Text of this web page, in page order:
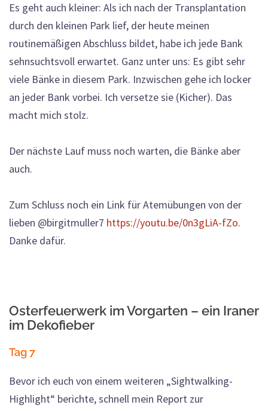
Es geht auch kleiner: Als ich nach der Transplantation
durch den kleinen Park lief, der heute meinen
routinemäßigen Abschluss bildet, habe ich jede Bank
sehnsuchtsvoll erwartet. Ganz unter uns: Es gibt sehr
viele Bänke in diesem Park. Inzwischen gehe ich locker
an jeder Bank vorbei. Ich versetze sie (Kicher). Das
macht mich stolz.
Der nächste Lauf muss noch warten, die Bänke aber
auch.
Zum Schluss noch ein Link für Atemübungen von der
lieben @birgitmuller7 https://youtu.be/0n3gLiA-fZo.
Danke dafür.
Osterfeuerwerk im Vorgarten – ein Iraner
im Dekofieber
Tag 7
Bevor ich euch von einem weiteren „Sightwalking-
Highlight“ berichte, schnell mein Report zur